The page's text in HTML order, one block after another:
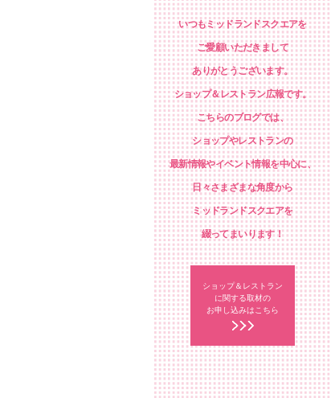
いつもミッドランドスクエアを
ご愛顧いただきまして
ありがとうございます。
ショップ＆レストラン広報です。
こちらのブログでは、
ショップやレストランの
最新情報やイベント情報を中心に、
日々さまざまな角度から
ミッドランドスクエアを
綴ってまいります！
ショップ＆レストラン
に関する取材の
お申し込みはこちら